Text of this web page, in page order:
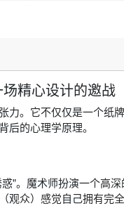
精心设计的邀战
力。它不仅仅是一个纸
后的心理学原理。
”。魔术师扮演一个高
观众）感觉自己拥有完